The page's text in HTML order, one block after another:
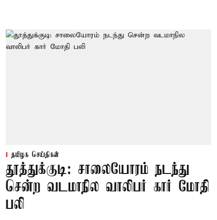
தமிழக செய்திகள்
தூத்துக்குடி: சாலையோரம் நடந்து
சென்ற வடமாநில வாலிபர் கார் மோதி
பலி